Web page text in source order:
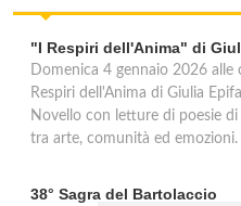
"I Respiri dell'Anima" di
Domenica 4 gennaio 2026 alle
Respiri dell'Anima di Giulia
Novello con letture di poesie di
tra arte, comunità ed emozioni.
38° Sagra del Bartolaccio